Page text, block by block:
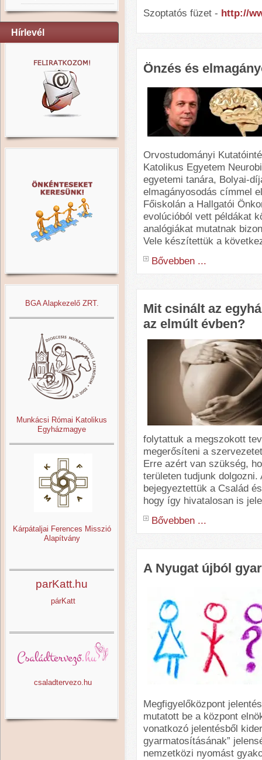
Hírlevél
BGA Alapkezelő ZRT.
Munkácsi Római Katolikus
Egyházmagye
Kárpátaljai Ferences Misszió
Alapítvány
parKatt.hu
párKatt
csaladtervezo.hu
Szoptatós füzet - http://
Önzés és
Orvostudományi
Katolikus Egyetem
egyetemi tanára, Bolyai-
elmagányosodás címmel
Főiskolán a Hallgatói
evolúcióból vett példákat
analógiákat mutatnak
Vele készítettük a
Bővebben ...
Mit csinált az
az elmúlt évben?
folytattuk a megszokott
megerősíteni a
Erre azért van szükség,
területen tudjunk
bejegyeztettük a Család
hogy így hivatalosan is
Bővebben ...
A Nyugat újból
Megfigyelőközpont
mutatott be a központ
vonatkozó jelentésből
gyarmatosításának”
nemzetközi nyomást